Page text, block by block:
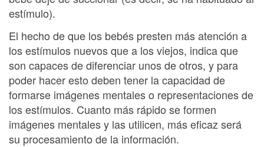
estímulo).
El hecho de que los bebés presten más atención a
los estímulos nuevos que a los viejos, indica que
son capaces de diferenciar unos de otros, y para
poder hacer esto deben tener la capacidad de
formarse imágenes mentales o representaciones de
los estímulos. Cuanto más rápido se formen
imágenes mentales y las utilicen, más eficaz será
su procesamiento de la información.